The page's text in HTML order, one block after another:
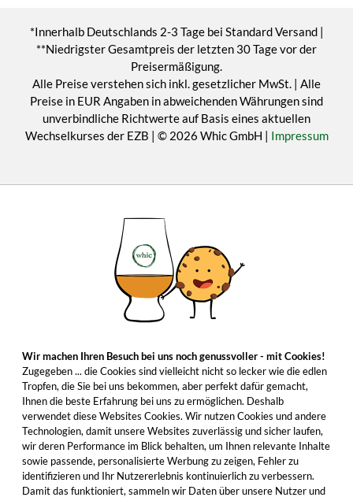
*Innerhalb Deutschlands 2-3 Tage bei Standard Versand |
**Niedrigster Gesamtpreis der letzten 30 Tage vor der
Preisermäßigung.
Alle Preise verstehen sich inkl. gesetzlicher MwSt. | Alle
Preise in EUR Angaben in abweichenden Währungen sind
unverbindliche Richtwerte auf Basis eines aktuellen
Wechselkurses der EZB | © 2026 Whic GmbH | Impressum
Wir machen Ihren Besuch bei uns noch genussvoller - mit Cookies!
Zugegeben ... die Cookies sind vielleicht nicht so lecker wie die edlen
Tropfen, die Sie bei uns bekommen, aber perfekt dafür gemacht,
Ihnen die beste Erfahrung bei uns zu ermöglichen. Deshalb
verwendet diese Websites Cookies. Wir nutzen Cookies und andere
Technologien, damit unsere Websites zuverlässig und sicher laufen,
wir deren Performance im Blick behalten, um Ihnen relevante Inhalte
sowie passende, personalisierte Werbung zu zeigen, Fehler zu
identifizieren und Ihr Nutzererlebnis kontinuierlich zu verbessern.
Damit das funktioniert, sammeln wir Daten über unsere Nutzer und